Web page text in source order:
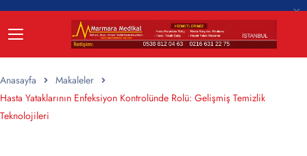
Anasayfa
Makaleler
Hasta Yataklarının Enfeksiyon Kontrolünde Rolü: Gelişmiş Temizlik
Teknolojileri